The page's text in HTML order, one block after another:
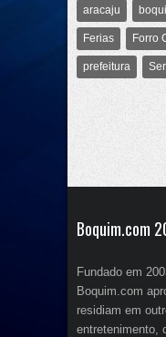
aracaju
Ferias Forro
prefeitura
Boquim.com
Fundado em
Boquim.com
residiam em
entretenimento,